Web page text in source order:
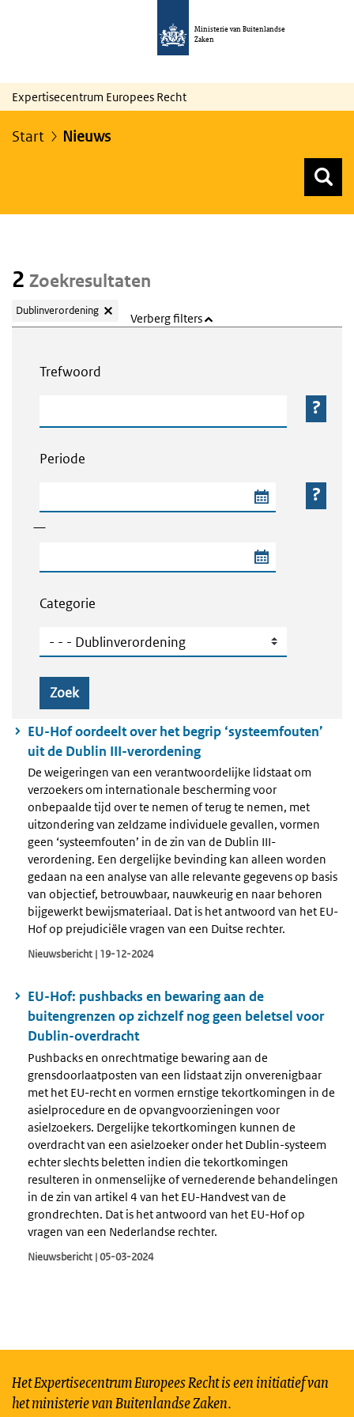
Ministerie van Buitenlandse
Zaken
Expertisecentrum Europees Recht
Start Nieuws
2 Zoekresultaten
Dublinverordening
Verberg filters
Trefwoord
Periode
—
Categorie
Categorie
Zoek
EU-Hof oordeelt over het begrip ‘systeemfouten’
uit de Dublin III-verordening
De weigeringen van een verantwoordelijke lidstaat om
verzoekers om internationale bescherming voor
onbepaalde tijd over te nemen of terug te nemen, met
uitzondering van zeldzame individuele gevallen, vormen
geen ‘systeemfouten’ in de zin van de Dublin III-
verordening. Een dergelijke bevinding kan alleen worden
gedaan na een analyse van alle relevante gegevens op basis
van objectief, betrouwbaar, nauwkeurig en naar behoren
bijgewerkt bewijsmateriaal. Dat is het antwoord van het EU-
Hof op prejudiciële vragen van een Duitse rechter.
Nieuwsbericht | 19-12-2024
EU-Hof: pushbacks en bewaring aan de
buitengrenzen op zichzelf nog geen beletsel voor
Dublin-overdracht
Pushbacks en onrechtmatige bewaring aan de
grensdoorlaatposten van een lidstaat zijn onverenigbaar
met het EU-recht en vormen ernstige tekortkomingen in de
asielprocedure en de opvangvoorzieningen voor
asielzoekers. Dergelijke tekortkomingen kunnen de
overdracht van een asielzoeker onder het Dublin-systeem
echter slechts beletten indien die tekortkomingen
resulteren in onmenselijke of vernederende behandelingen
in de zin van artikel 4 van het EU-Handvest van de
grondrechten. Dat is het antwoord van het EU-Hof op
vragen van een Nederlandse rechter.
Nieuwsbericht | 05-03-2024
Het Expertisecentrum Europees Recht is een initiatief van
het ministerie van Buitenlandse Zaken.